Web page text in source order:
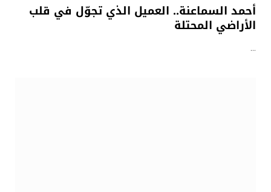
أحمد السماعنة.. العميل الذي تجوّل في قلب
الأراضي المحتلة
…